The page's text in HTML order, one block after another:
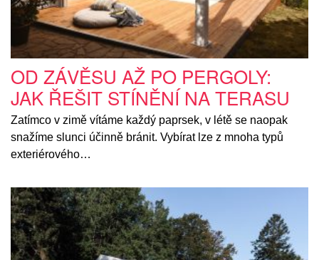
OD ZÁVĚSU AŽ PO PERGOLY:
JAK ŘEŠIT STÍNĚNÍ NA TERASU
Zatímco v zimě vítáme každý paprsek, v létě se naopak
snažíme slunci účinně bránit. Vybírat lze z mnoha typů
exteriérového…